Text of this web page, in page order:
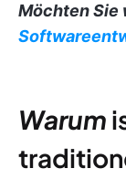
Möchten Sie
Warum